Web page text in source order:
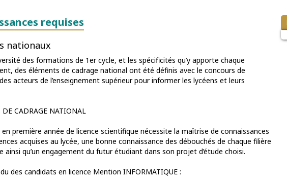
requises
nationaux
des formations de 1er cycle, et les spécificités qu’y apporte chaque
des éléments de cadrage national ont été définis avec le concours de
des acteurs de l’enseignement supérieur pour informer les lycéens et leurs
DE CADRAGE NATIONAL
première année de licence scientifique nécessite la maîtrise de connaissances
acquises au lycée, une bonne connaissance des débouchés de chaque filière
ainsi qu’un engagement du futur étudiant dans son projet d’étude choisi.
des candidats en licence Mention INFORMATIQUE :